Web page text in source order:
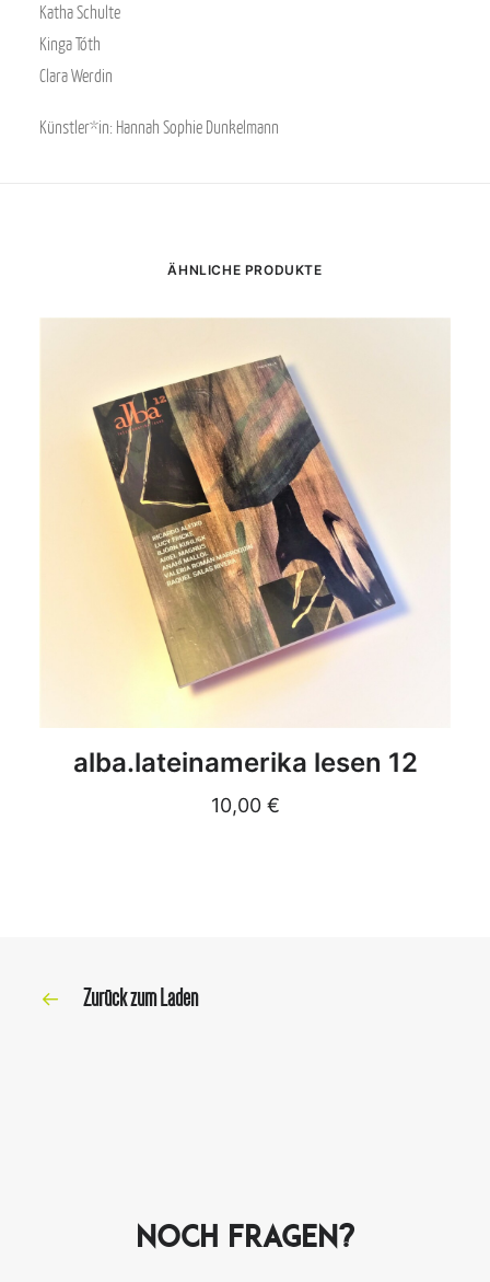
Katha Schulte
Kinga Tóth
Clara Werdin
Künstler*in: Hannah Sophie Dunkelmann
ÄHNLICHE PRODUKTE
DETAILS
alba.lateinamerika lesen 12
10,00 €
Zurück zum Laden
Noch Fragen?